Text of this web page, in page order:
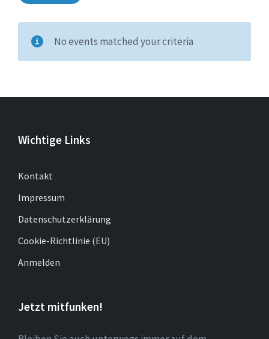
No events matched your criteria
Wichtige Links
Kontakt
Impressum
Datenschutzerklärung
Cookie-Richtlinie (EU)
Anmelden
Jetzt mitfunken!